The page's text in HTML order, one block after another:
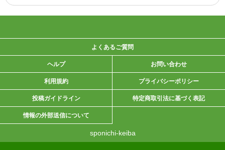
よくあるご質問
ヘルプ お問い合わせ
利用規約 プライバシーポリシー
投稿ガイドライン 特定商取引法に基づく表記
情報の外部送信について
sponichi-keiba